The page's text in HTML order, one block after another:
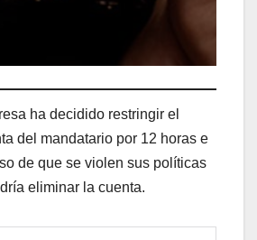
ha decidido restringir el
del mandatario por 12 horas e
de que se violen sus políticas
eliminar la cuenta.